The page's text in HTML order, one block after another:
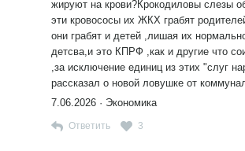
жируют на крови?Крокодиловы слезы
эти кровососы их ЖКХ грабят
они грабят и детей ,лишая их
детсва,и это КПРФ ,как и другие что
,за исключение единиц из этих "слуг
рассказал о новой ловушке от
7.06.2026 · Экономика
Ответить 3